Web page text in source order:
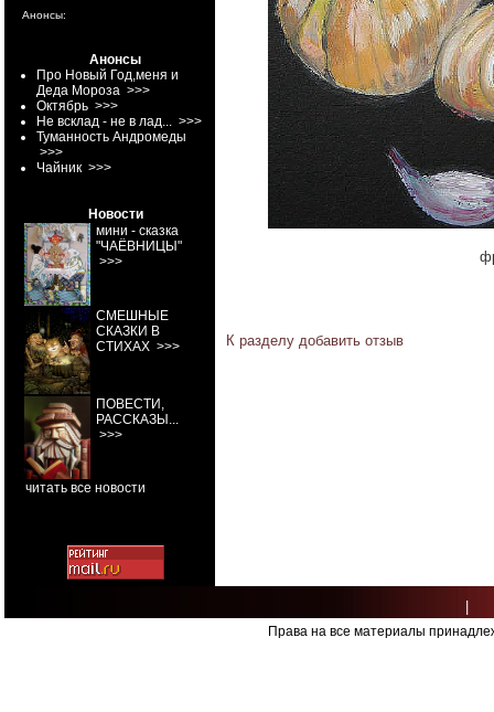
Анонсы:
Анонсы
Про Новый Год,меня и
Деда Мороза >>>
Октябрь >>>
Не всклад - не в лад... >>>
Туманность Андромеды
>>>
Чайник >>>
Новости
мини - сказка
"ЧАЁВНИЦЫ"
>>>
СМЕШНЫЕ
СКАЗКИ В
СТИХАХ >>>
ПОВЕСТИ,
РАССКАЗЫ...
>>>
читать все новости
К разделу добавить отзыв
Права на все материалы